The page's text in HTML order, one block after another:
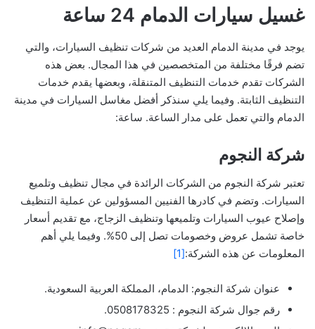
غسيل سيارات الدمام 24 ساعة
يوجد في مدينة الدمام العديد من شركات تنظيف السيارات، والتي
تضم فرقًا مختلفة من المتخصصين في هذا المجال. بعض هذه
الشركات تقدم خدمات التنظيف المتنقلة، وبعضها يقدم خدمات
التنظيف الثابتة. وفيما يلي سنذكر أفضل مغاسل السيارات في مدينة
الدمام والتي تعمل على مدار الساعة. ساعة:
شركة النجوم
تعتبر شركة النجوم من الشركات الرائدة في مجال تنظيف وتلميع
السيارات. وتضم في كادرها الفنيين المسؤولين عن عملية التنظيف
وإصلاح عيوب السيارات وتلميعها وتنظيف الزجاج، مع تقديم أسعار
خاصة تشمل عروض وخصومات تصل إلى 50%. وفيما يلي أهم
المعلومات عن هذه الشركة:[1]
عنوان شركة النجوم: الدمام، المملكة العربية السعودية.
رقم جوال شركة النجوم : 0508178325.